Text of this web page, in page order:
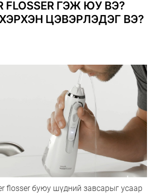
FLOSSER ГЭЖ ЮУ ВЭ?
ЦЭВЭРЛЭДЭГ ВЭ?
flosser буюу шүдний завсарыг усаар